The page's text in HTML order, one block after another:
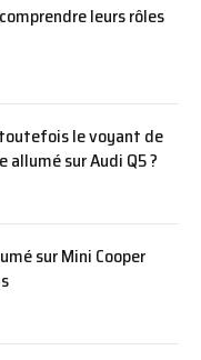
leurs rôles
le voyant de
sur Audi Q5 ?
sur Mini Cooper